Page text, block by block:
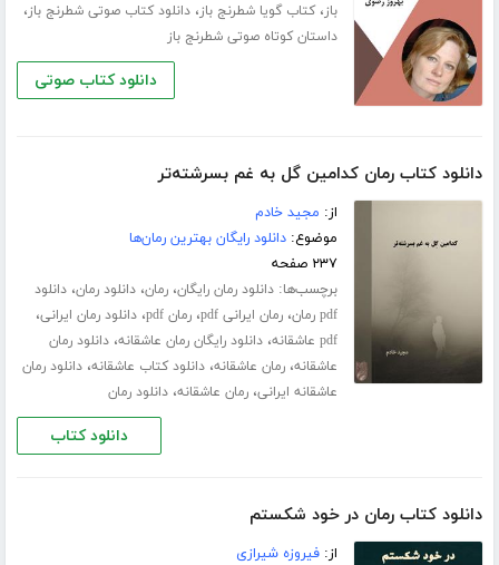
باز،کتاب گویا شطرنج باز،دانلود کتاب صوتی شطرنج باز،
داستان کوتاه صوتی شطرنج باز
دانلود کتاب صوتی
دانلود کتاب رمان کدامین گل به غم بسرشته‌تر
از: مجید خادم
موضوع:دانلود رایگان بهترین رمان‌ها
۲۳۷ صفحه
برچسب‌ها:دانلود رمان رایگان،رمان،دانلود رمان،دانلود
pdf رمان
،رمان ایرانی pdf ،رمان pdf ،دانلود رمان ایرانی،
pdf عاشقانه ،دانلود رایگان رمان عاشقانه،دانلود رمان
عاشقانه،رمان عاشقانه،دانلود کتاب عاشقانه،دانلود رمان
عاشقانه ایرانی،رمان عاشقانه،دانلود رمان
دانلود کتاب
دانلود کتاب رمان در خود شکستم
از:فیروزه شیرازی